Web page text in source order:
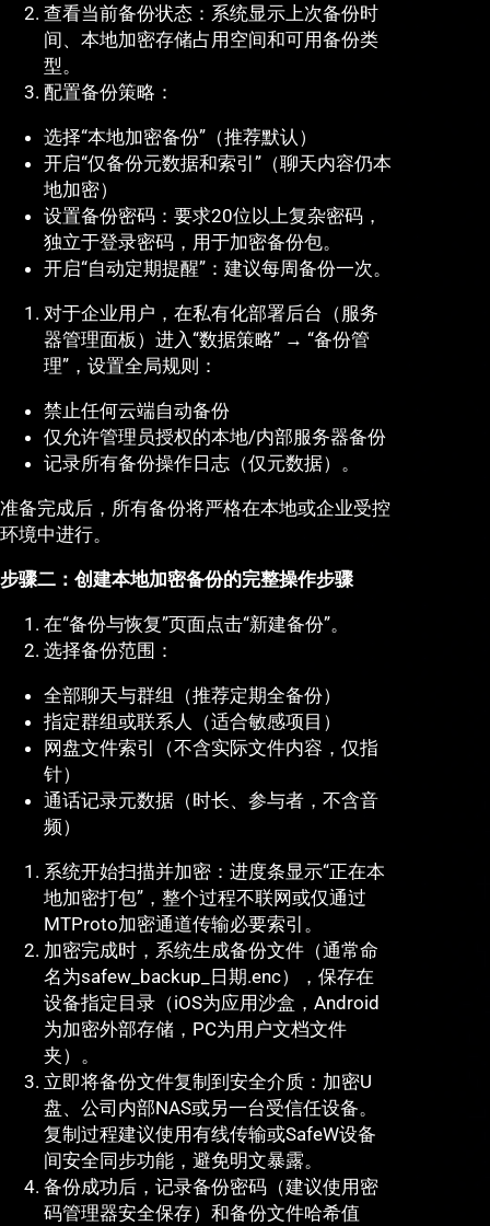
查看当前备份状态：系统显示上次备份时
间、本地加密存储占用空间和可用备份类
型。
配置备份策略：
选择“本地加密备份”（推荐默认）
开启“仅备份元数据和索引”（聊天内容仍本
地加密）
设置备份密码：要求20位以上复杂密码，
独立于登录密码，用于加密备份包。
开启“自动定期提醒”：建议每周备份一次。
对于企业用户，在私有化部署后台（服务
器管理面板）进入“数据策略” → “备份管
理”，设置全局规则：
禁止任何云端自动备份
仅允许管理员授权的本地/内部服务器备份
记录所有备份操作日志（仅元数据）。
准备完成后，所有备份将严格在本地或企业受控
环境中进行。
步骤二：创建本地加密备份的完整操作步骤
在“备份与恢复”页面点击“新建备份”。
选择备份范围：
全部聊天与群组（推荐定期全备份）
指定群组或联系人（适合敏感项目）
网盘文件索引（不含实际文件内容，仅指
针）
通话记录元数据（时长、参与者，不含音
频）
系统开始扫描并加密：进度条显示“正在本
地加密打包”，整个过程不联网或仅通过
MTProto加密通道传输必要索引。
加密完成时，系统生成备份文件（通常命
名为safew_backup_日期.enc），保存在
设备指定目录（iOS为应用沙盒，Android
为加密外部存储，PC为用户文档文件
夹）。
立即将备份文件复制到安全介质：加密U
盘、公司内部NAS或另一台受信任设备。
复制过程建议使用有线传输或SafeW设备
间安全同步功能，避免明文暴露。
备份成功后，记录备份密码（建议使用密
码管理器安全保存）和备份文件哈希值